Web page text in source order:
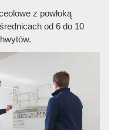
z powłoką
od 6 do 10